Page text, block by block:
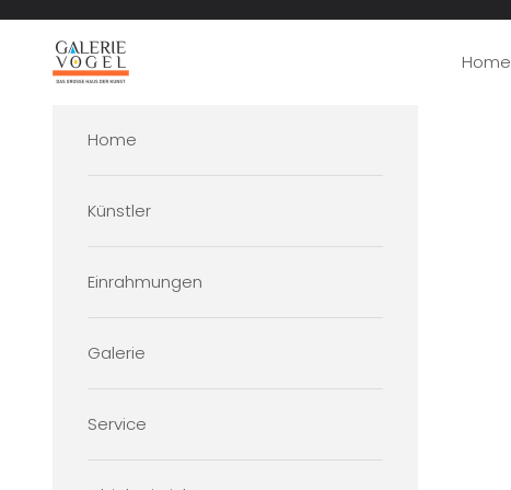
Galerie Vogel Home
Home
Künstler
Einrahmungen
Galerie
Service